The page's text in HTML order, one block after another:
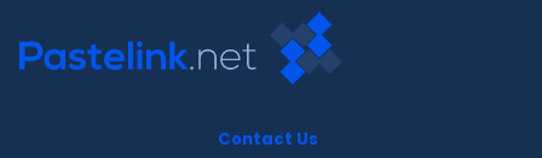
Contact Us